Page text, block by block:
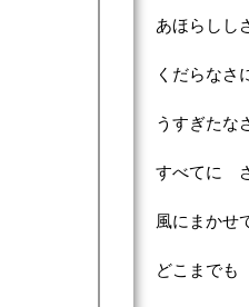
あほらしし
くだらなさ
うすぎたな
すべてに
風にまかせ
どこまでも